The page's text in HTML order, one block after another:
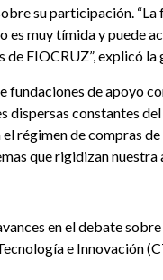
su participación. “La
es muy tímida y puede
FIOCRUZ”, explicó la
de apoyo
dispersas constantes
régimen de compras de
que rigidizan nuestra
en el debate
e Innovación